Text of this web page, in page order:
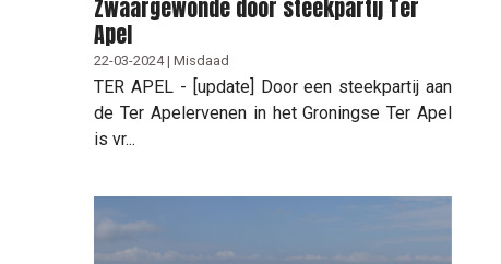
Zwaargewonde door steekpartij Ter
Apel
22-03-2024 | Misdaad
TER APEL - [update] Door een steekpartij aan
de Ter Apelervenen in het Groningse Ter Apel
is vr...